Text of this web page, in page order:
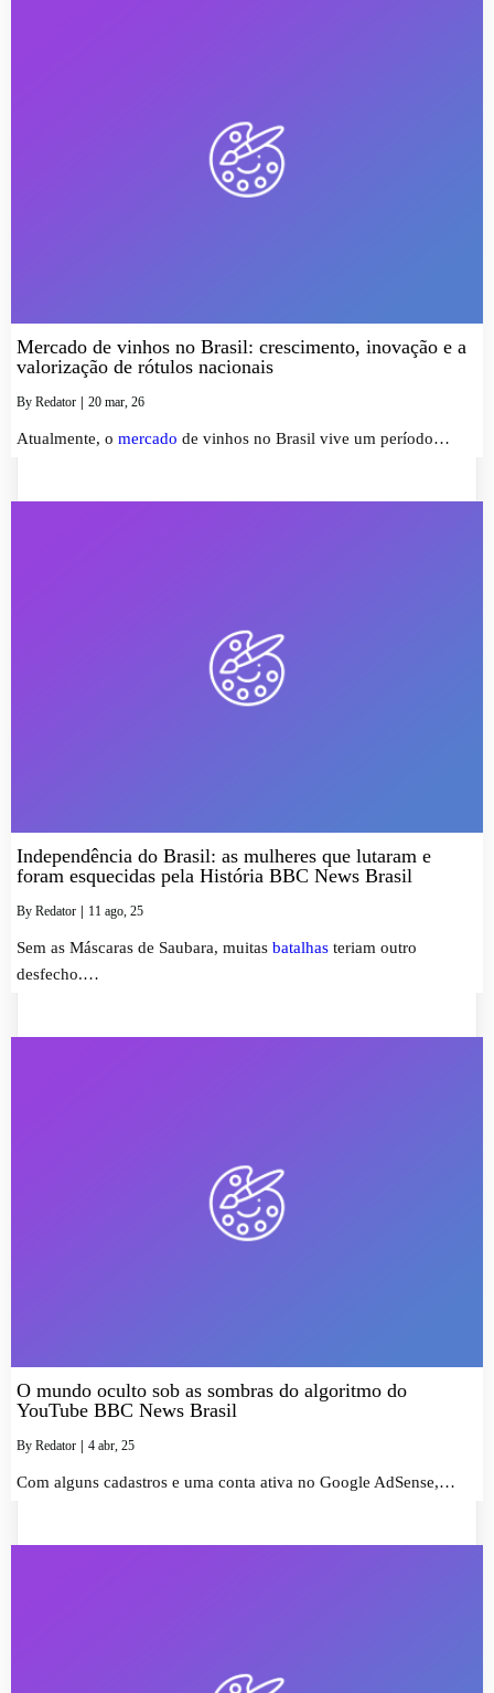
Mercado de vinhos no Brasil: crescimento, inovação e a
valorização de rótulos nacionais
By Redator 20 mar, 26
Atualmente, o mercado de vinhos no Brasil vive um período…
Independência do Brasil: as mulheres que lutaram e
foram esquecidas pela História BBC News Brasil
By Redator | 11 ago, 25
Sem as Máscaras de Saubara, muitas batalhas teriam outro
desfecho.…
O mundo oculto sob as sombras do algoritmo do
YouTube BBC News Brasil
By Redator 4 abr, 25
Com alguns cadastros e uma conta ativa no Google AdSense,…